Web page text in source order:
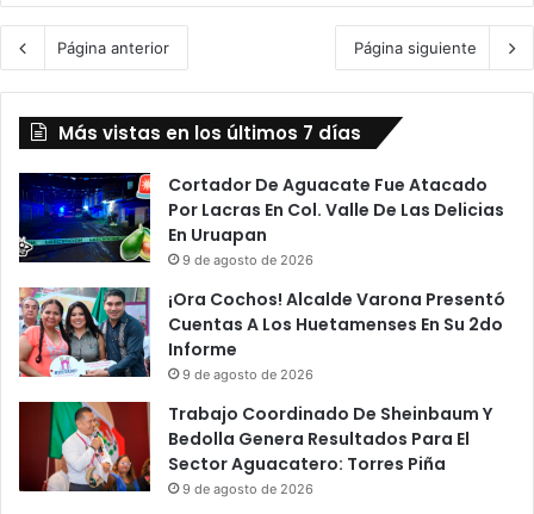
Página anterior Página siguiente
Más vistas en los últimos 7 días
Cortador De Aguacate Fue Atacado
Por Lacras En Col. Valle De Las Delicias
En Uruapan
9 de agosto de 2026
¡Ora Cochos! Alcalde Varona Presentó
Cuentas A Los Huetamenses En Su 2do
Informe
9 de agosto de 2026
Trabajo Coordinado De Sheinbaum Y
Bedolla Genera Resultados Para El
Sector Aguacatero: Torres Piña
9 de agosto de 2026